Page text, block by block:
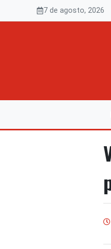
7 de agosto, 2026